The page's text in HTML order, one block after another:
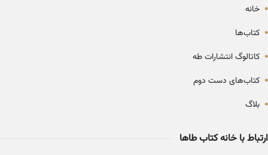
• خانه
• کتاب‌ها
• کاتالوگ انتشارات طه
• کتاب‌های دست دوم
• بلاگ
ارتباط با خانه کتاب طاها